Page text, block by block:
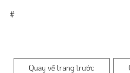
#
Quay về trang trước